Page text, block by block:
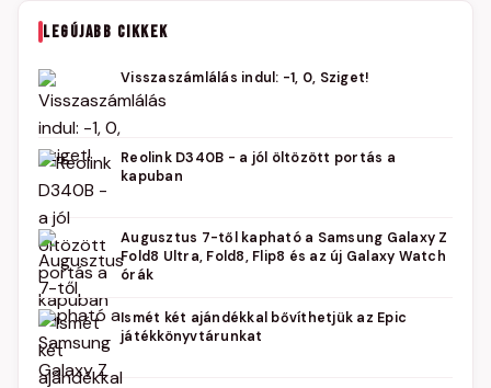
LEGÚJABB CIKKEK
Visszaszámlálás indul: -1, 0, Sziget!
Reolink D340B - a jól öltözött portás a
kapuban
Augusztus 7-től kapható a Samsung Galaxy Z
Fold8 Ultra, Fold8, Flip8 és az új Galaxy Watch
órák
Ismét két ajándékkal bővíthetjük az Epic
játékkönyvtárunkat